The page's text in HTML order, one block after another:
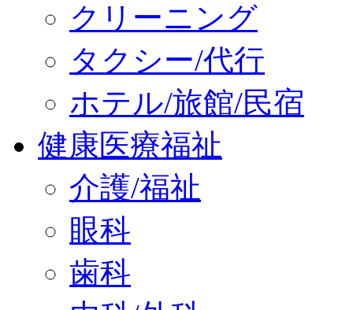
クリーニング
タクシー/代行
ホテル/旅館/民宿
健康医療福祉
介護/福祉
眼科
歯科